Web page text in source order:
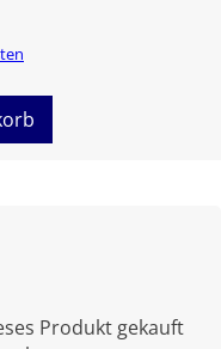
Produkt gekauft